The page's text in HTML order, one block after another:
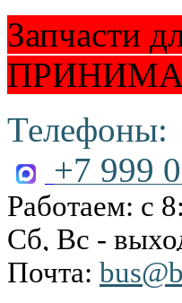
Запчасти
Телефоны:
+7 999
Работаем: с
Сб, Вс -
Почта: